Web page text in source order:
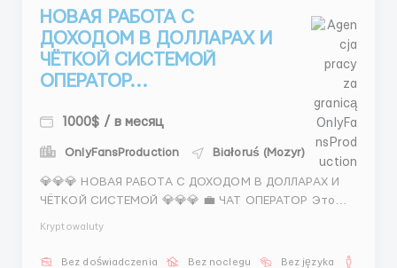
НОВАЯ РАБОТА С
ДОХОДОМ В ДОЛЛАРАХ И
ЧЁТКОЙ СИСТЕМОЙ
ОПЕРАТОР...
1000$ / в месяц
OnlyFansProduction Białoruś (Mozyr)
💎💎💎 НОВАЯ РАБОТА С ДОХОДОМ В ДОЛЛАРАХ И
ЧЁТКОЙ СИСТЕМОЙ 💎💎💎 💼 ЧАТ ОПЕРАТОР Это
опыта в начале можно 💰 600–1100$ и выше 📊
Kryptowaluty
Bez doświadczenia Bez noclegu Bez języka